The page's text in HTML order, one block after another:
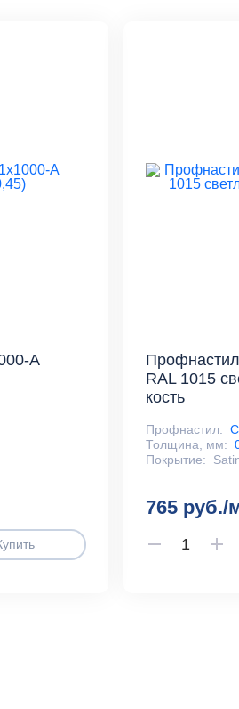
A
RAL 1015
кость
Профнастил:
Толщина, мм:
Покрытие:
765 руб./